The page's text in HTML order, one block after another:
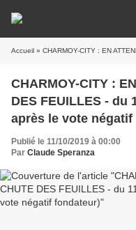
Accueil » CHARMOY-CITY : EN ATTENDANT LA CHUTE
CHARMOY-CITY :
DES FEUILLES - du 11
après le vote
Publié le 11/10/2019 à 00:00
Par Claude Speranza